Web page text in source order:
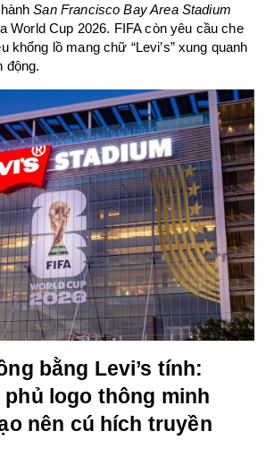
World Cup 2026. FIFA còn yêu cầu che
khổng lồ mang chữ “Levi’s” xung quanh
động.
bằng Levi’s tính:
logo thông minh
nên cú hích truyền